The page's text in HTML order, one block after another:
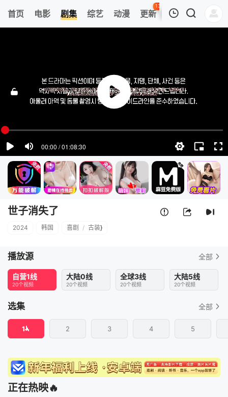
首页 电影 剧集 综艺 动漫 更新
135
热榜 APP
清空
世子消失了
2024 韩国 喜剧 / 古装}
播放源 全部
自营1线
20个视频
大陆0线
20个视频
全球3线
20个视频
大陆5线
20个视频
选集 全部
1 2 3 4 5
正在热映🔥